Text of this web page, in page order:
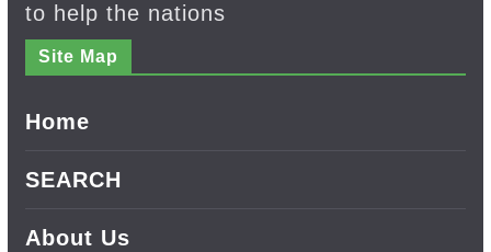
to help the nations
Site Map
Home
SEARCH
About Us